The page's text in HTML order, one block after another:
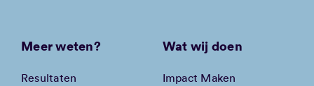
Meer weten?
Resultaten
Wat wij doen
Impact Maken